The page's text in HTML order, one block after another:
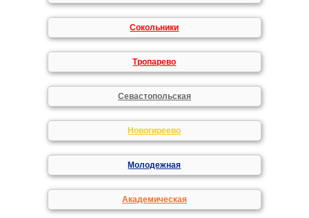
Сокольники
Тропарево
Севастопольская
Новогиреево
Молодежная
Академическая